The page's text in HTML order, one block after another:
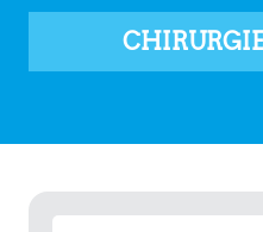
La chirurgie